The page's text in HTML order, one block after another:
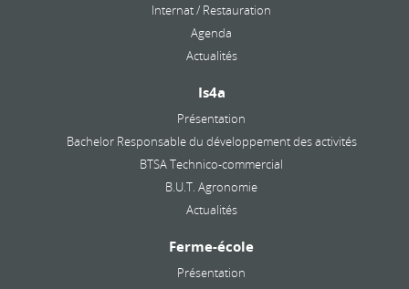
Internat / Restauration
Agenda
Actualités
Is4a
Présentation
Bachelor Responsable du développement des activités
BTSA Technico-commercial
B.U.T. Agronomie
Actualités
Ferme-école
Présentation